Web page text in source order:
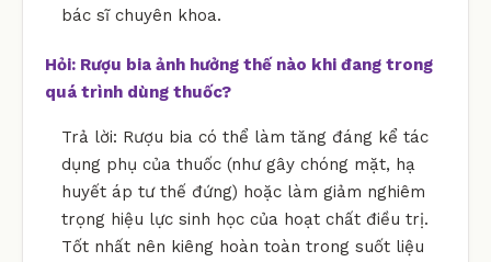
bác sĩ chuyên khoa.
Hỏi: Rượu bia ảnh hưởng thế nào khi đang trong
quá trình dùng thuốc?
Trả lời: Rượu bia có thể làm tăng đáng kể tác
dụng phụ của thuốc (như gây chóng mặt, hạ
huyết áp tư thế đứng) hoặc làm giảm nghiêm
trọng hiệu lực sinh học của hoạt chất điều trị.
Tốt nhất nên kiêng hoàn toàn trong suốt liệu